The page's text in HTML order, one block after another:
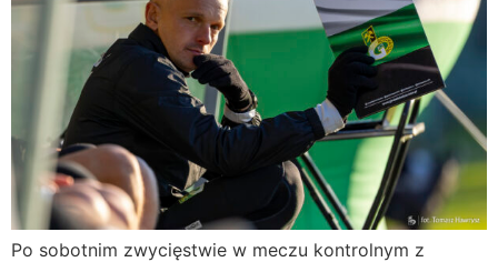
Po sobotnim zwycięstwie w meczu kontrolnym z